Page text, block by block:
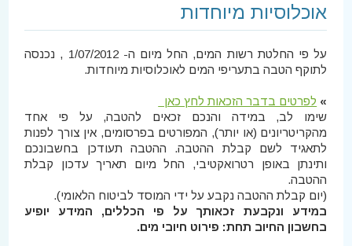
אוכלוסיות מיוחדות
על פי החלטת רשות המים, החל מיום ה- 1/07/2012 , נכנסה
לתוקף הטבה בתעריפי המים לאוכלוסיות מיוחדות.
» לפרטים בדבר הזכאות לחץ כאן
שימו לב, במידה והנכם זכאים להטבה, על פי אחד
מהקריטריונים (או יותר), המפורטים בפרסומים, אין צורך לפנות
לתאגיד לשם קבלת ההטבה. ההטבה תעודכן בחשבונכם
ותינתן באופן רטרואקטיבי, החל מיום תאריך עדכון קבלת
ההטבה.
(יום קבלת ההטבה נקבע על ידי המוסד לביטוח הלאומי).
במידע ונקבעת זכאותך על פי הכללים, המידע יופיע
בחשבון החיוב תחת: פירוט חיובי מים.